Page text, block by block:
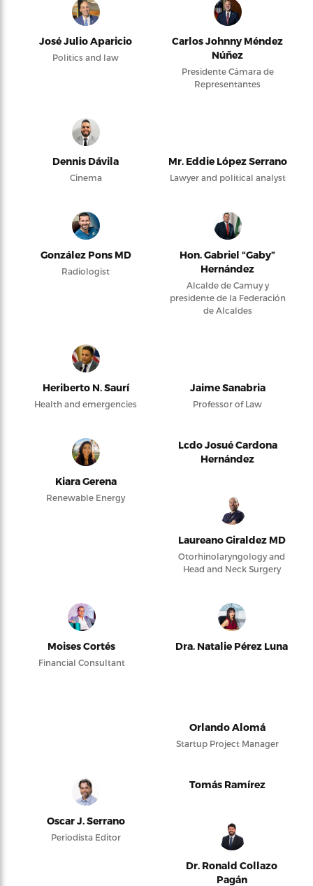
José Julio Aparicio
Politics and law
Carlos Johnny Méndez
Núñez
Presidente Cámara de
Representantes
Dennis Dávila
Cinema
Mr. Eddie López Serrano
Lawyer and political analyst
González Pons MD
Radiologist
Hon. Gabriel “Gaby”
Hernández
Alcalde de Camuy y
presidente de la Federación
de Alcaldes
Heriberto N. Saurí
Health and emergencies
Jaime Sanabria
Professor of Law
Kiara Gerena
Renewable Energy
Lcdo Josué Cardona
Hernández
Laureano Giraldez MD
Otorhinolaryngology and
Head and Neck Surgery
Moises Cortés
Financial Consultant
Dra. Natalie Pérez Luna
Orlando Alomá
Startup Project Manager
Oscar J. Serrano
Periodista Editor
Tomás Ramírez
Dr. Ronald Collazo
Pagán